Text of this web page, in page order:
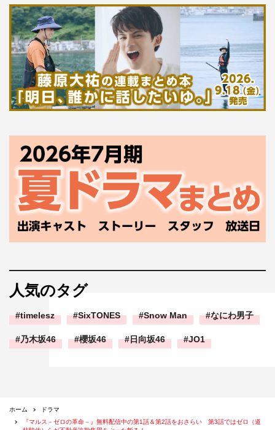
人気のタグ
timelesz SixTONES Snow Man なにわ男子
乃木坂46 櫻坂46 日向坂46 JO1
ホーム
ドラマ
『マルス－ゼロの革命－』無料配信中の第1話＆第2話をおさらい 第3話ではゼロ（道